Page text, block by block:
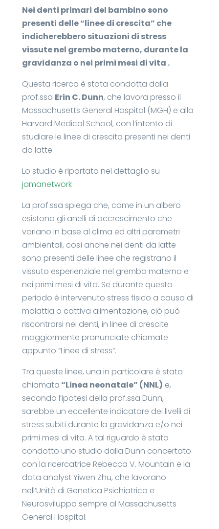
Nei denti primari del bambino sono
presenti delle “linee di crescita” che
indicherebbero situazioni di stress
vissute nel grembo materno, durante la
gravidanza o nei primi mesi di vita .
Questa ricerca è stata condotta dalla
prof.ssa Erin C. Dunn, che lavora presso il
Massachusetts General Hospital (MGH) e alla
Harvard Medical School, con l’intento di
studiare le linee di crescita presenti nei denti
da latte.
Lo studio è riportato nel dettaglio su
jamanetwork
La prof.ssa spiega che, come in un albero
esistono gli anelli di accrescimento che
variano in base al clima ed altri parametri
ambientali, così anche nei denti da latte
sono presenti delle linee che registrano il
vissuto esperienziale nel grembo materno e
nei primi mesi di vita. Se durante questo
periodo è intervenuto stress fisico a causa di
malattia o cattiva alimentazione, ciò può
riscontrarsi nei denti, in linee di crescite
maggiormente pronunciate chiamate
appunto “Linee di stress”.
Tra queste linee, una in particolare è stata
chiamata“Linea neonatale” (NNL) e,
secondo l’ipotesi della prof.ssa Dunn,
sarebbe un eccellente indicatore dei livelli di
stress subiti durante la gravidanza e/o nei
primi mesi di vita. A tal riguardo è stato
condotto uno studio dalla Dunn concertato
con la ricercatrice Rebecca V. Mountain e la
data analyst Yiwen Zhu, che lavorano
nell’Unità di Genetica Psichiatrica e
Neurosviluppo sempre al Massachusetts
General Hospital.